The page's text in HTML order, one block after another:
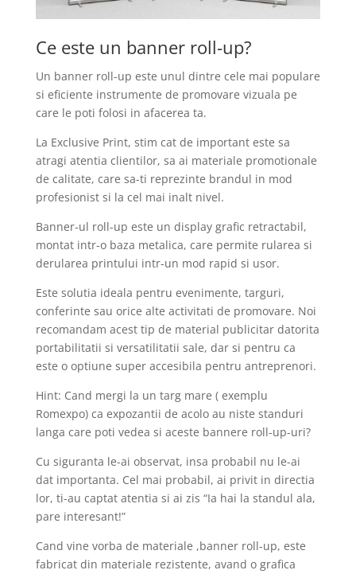
Ce este un banner roll-up?
Un banner roll-up este unul dintre cele mai populare
si eficiente instrumente de promovare vizuala pe
care le poti folosi in afacerea ta.
La Exclusive Print, stim cat de important este sa
atragi atentia clientilor, sa ai materiale promotionale
de calitate, care sa-ti reprezinte brandul in mod
profesionist si la cel mai inalt nivel.
Banner-ul roll-up este un display grafic retractabil,
montat intr-o baza metalica, care permite rularea si
derularea printului intr-un mod rapid si usor.
Este solutia ideala pentru evenimente, targuri,
conferinte sau orice alte activitati de promovare. Noi
recomandam acest tip de material publicitar datorita
portabilitatii si versatilitatii sale, dar si pentru ca
este o optiune super accesibila pentru antreprenori.
Hint: Cand mergi la un targ mare ( exemplu
Romexpo) ca expozantii de acolo au niste standuri
langa care poti vedea si aceste bannere roll-up-uri?
Cu siguranta le-ai observat, insa probabil nu le-ai
dat importanta. Cel mai probabil, ai privit in directia
lor, ti-au captat atentia si ai zis “Ia hai la standul ala,
pare interesant!”
Cand vine vorba de materiale ,banner roll-up, este
fabricat din materiale rezistente, avand o grafica